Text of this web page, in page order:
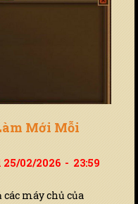
Mới Mỗi
25/02/2026 - 23:59
các máy chủ của